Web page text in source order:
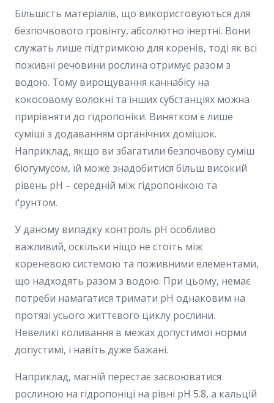
Більшість матеріалів, що використовуються для
безпочвового гровінгу, абсолютно інертні. Вони
служать лише підтримкою для коренів, тоді як всі
поживні речовини рослина отримує разом з
водою. Тому вирощування каннабісу на
кокосовому волокні та інших субстанціях можна
прирівняти до гідропоніки. Винятком є лише
суміші з додаванням органічних домішок.
Наприклад, якщо ви збагатили безпочвову суміш
біогумусом, їй може знадобитися більш високий
рівень pH – середній між гідропонікою та
ґрунтом.
У даному випадку контроль pH особливо
важливий, оскільки ніщо не стоїть між
кореневою системою та поживними елементами,
що надходять разом з водою. При цьому, немає
потреби намагатися тримати pH однаковим на
протязі усього життєвого циклу рослини.
Невеликі коливання в межах допустимої норми
допустимі, і навіть дуже бажані.
Наприклад, магній перестає засвоюватися
рослиною на гідропоніці на рівні pH 5.8, а кальцій